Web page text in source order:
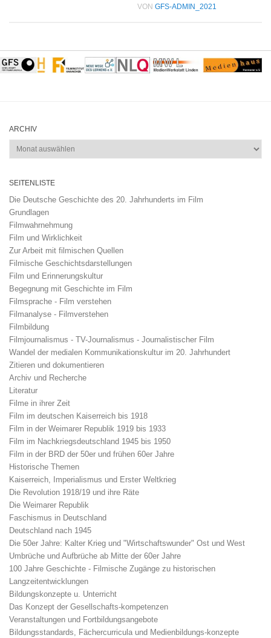
VON GFS-ADMIN_2021
ARCHIV
Archiv
SEITENLISTE
Die Deutsche Geschichte des 20. Jahrhunderts im Film
Grundlagen
Filmwahrnehmung
Film und Wirklichkeit
Zur Arbeit mit filmischen Quellen
Filmische Geschichtsdarstellungen
Film und Erinnerungskultur
Begegnung mit Geschichte im Film
Filmsprache - Film verstehen
Filmanalyse - Filmverstehen
Filmbildung
Filmjournalismus - TV-Journalismus - Journalistischer Film
Wandel der medialen Kommunikationskultur im 20. Jahrhundert
Zitieren und dokumentieren
Archiv und Recherche
Literatur
Filme in ihrer Zeit
Film im deutschen Kaiserreich bis 1918
Film in der Weimarer Republik 1919 bis 1933
Film im Nachkriegsdeutschland 1945 bis 1950
Film in der BRD der 50er und frühen 60er Jahre
Historische Themen
Kaiserreich, Imperialismus und Erster Weltkrieg
Die Revolution 1918/19 und ihre Räte
Die Weimarer Republik
Faschismus in Deutschland
Deutschland nach 1945
Die 50er Jahre: Kalter Krieg und "Wirtschaftswunder" Ost und West
Umbrüche und Aufbrüche ab Mitte der 60er Jahre
100 Jahre Geschichte - Filmische Zugänge zu historischen
Langzeitentwicklungen
Bildungskonzepte u. Unterricht
Das Konzept der Gesellschafts-kompetenzen
Veranstaltungen und Fortbildungsangebote
Bildungsstandards, Fächercurricula und Medienbildungs-konzepte